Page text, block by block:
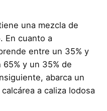
una mezcla de
En cuanto a
entre un 35% y
y un 35% de
abarca un
a caliza lodosa